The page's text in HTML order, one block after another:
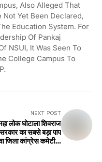
Also Alleged That
Not Yet Been Declared,
Education System. For
Of Pankaj
NSUI, It Was Seen To
College Campus To
NEXT POST
लोक घोटाला शिवराज
सरकार का सबसे बड़ा पाप
जिला कांग्रेस कमेटी ने